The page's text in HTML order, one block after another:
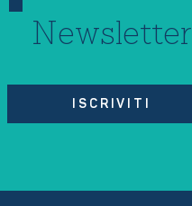
Newsletter
ISCRIVITI